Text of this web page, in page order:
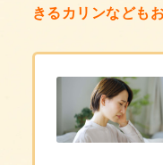
きるカリンなども